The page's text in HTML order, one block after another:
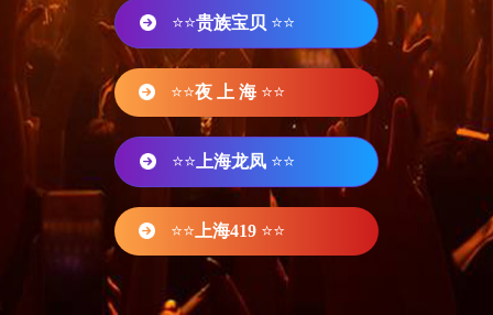
⭐⭐贵族宝贝 ⭐⭐
⭐⭐夜 上 海 ⭐⭐
⭐⭐ 上海龙凤 ⭐⭐
⭐⭐ 上海419 ⭐⭐